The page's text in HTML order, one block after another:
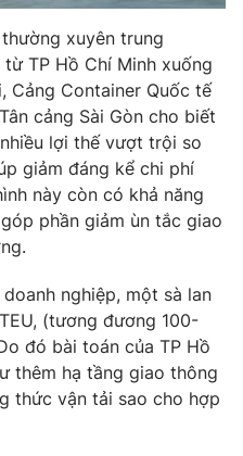
video
Thể thao
động sản
lòng Việt
xuyên trung
TP Hồ Chí Minh xuống
Cảng Container Quốc tế
cảng Sài Gòn cho biết
lợi thế vượt trội so
giảm đáng kể chi phí
này còn có khả năng
phần giảm ùn tắc giao
nghiệp, một sà lan
(tương đương 100-
đó bài toán của TP Hồ
thêm hạ tầng giao thông
thức vận tải sao cho hợp